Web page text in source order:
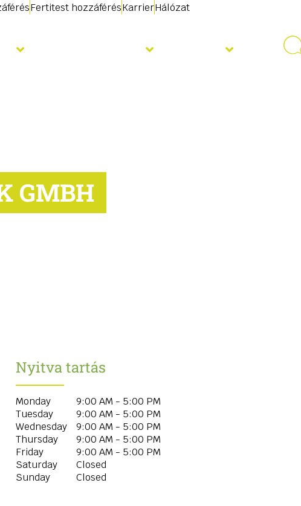
Fertitest hozzáférésKarrierHálózat
GMBH
Nyitva tartás
Monday
9:00 AM - 5:00 PM
Tuesday
9:00 AM - 5:00 PM
Wednesday
9:00 AM - 5:00 PM
Thursday
9:00 AM - 5:00 PM
Friday
9:00 AM - 5:00 PM
Saturday
Closed
Sunday
Closed